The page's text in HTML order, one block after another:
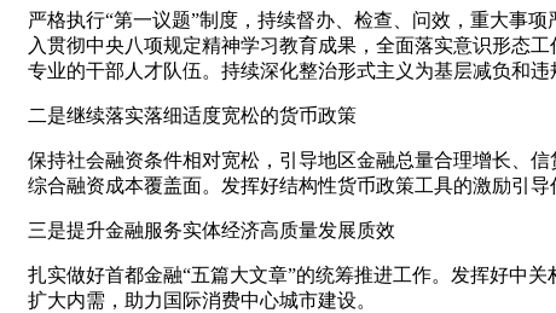
严格执行“第一议题”制度，持续督办、检查、问效，重大事
入贯彻中央八项规定精神学习教育成果，全面落实意识形态
专业的干部人才队伍。持续深化整治形式主义为基层减负和违
二是继续落实落细适度宽松的货币政策
保持社会融资条件相对宽松，引导地区金融总量合理增长、
综合融资成本覆盖面。发挥好结构性货币政策工具的激励引导
三是提升金融服务实体经济高质量发展质效
扎实做好首都金融“五篇大文章”的统筹推进工作。发挥好中
扩大内需，助力国际消费中心城市建设。